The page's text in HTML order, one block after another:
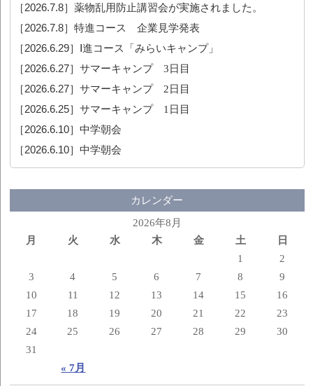
［2026.7.8］薬物乱用防止講習会が実施されました。
［2026.7.8］特進コース 企業見学発表
［2026.6.29］ Ⅰ進コース「みらいキャンプ」
［2026.6.27］サマーキャンプ 3日目
［2026.6.27］サマーキャンプ 2日目
［2026.6.25］サマーキャンプ 1日目
［2026.6.10］中学朝会
［2026.6.10］中学朝会
カレンダー
2026年8月
月
火 水 木 金 土 日
« 7月
1
2
3
4 5 6 7 8
9
10
11 12 13 14 15
16
17
18 19 20 21 22
23
24
25 26 27 28 29
30
31